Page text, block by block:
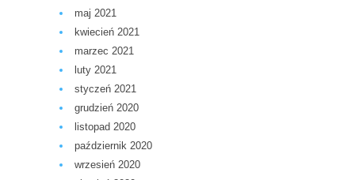
maj 2021
kwiecień 2021
marzec 2021
luty 2021
styczeń 2021
grudzień 2020
listopad 2020
październik 2020
wrzesień 2020